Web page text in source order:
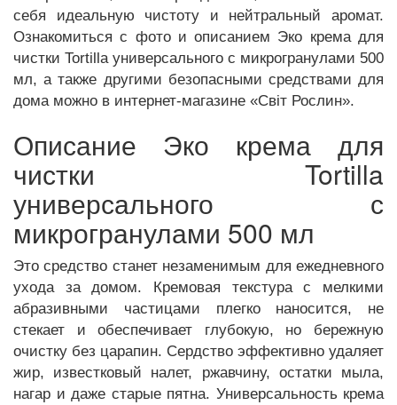
себя идеальную чистоту и нейтральный аромат.
Ознакомиться с фото и описанием Эко крема для
чистки Tortilla универсального с микрогранулами 500
мл, а также другими безопасными средствами для
дома можно в интернет-магазине «Світ Рослин».
Описание Эко крема для
чистки Tortilla
универсального с
микрогранулами 500 мл
Это средство станет незаменимым для ежедневного
ухода за домом. Кремовая текстура с мелкими
абразивными частицами плегко наносится, не
стекает и обеспечивает глубокую, но бережную
очистку без царапин. Сердство эффективно удаляет
жир, известковый налет, ржавчину, остатки мыла,
нагар и даже старые пятна. Универсальность крема